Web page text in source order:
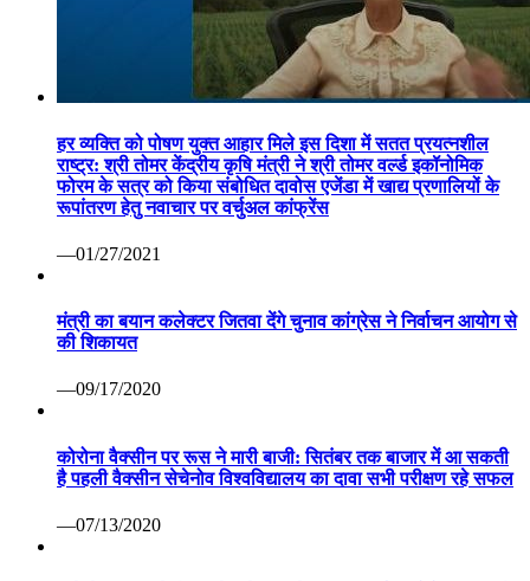
हर व्यक्ति को पोषण युक्त आहार मिले इस दिशा में सतत प्रयत्नशील
राष्ट्र: श्री तोमर केंद्रीय कृषि मंत्री ने श्री तोमर वर्ल्ड इकॉनोमिक
फोरम के सत्र को किया संबोधित दावोस एजेंडा में खाद्य प्रणालियों के
रूपांतरण हेतु नवाचार पर वर्चुअल कांफ्रेंस
—01/27/2021
मंत्री का बयान कलेक्टर जितवा देंगे चुनाव कांग्रेस ने निर्वाचन आयोग से
की शिकायत
—09/17/2020
कोरोना वैक्सीन पर रूस ने मारी बाजी: सितंबर तक बाजार में आ सकती
है पहली वैक्सीन सेचेनोव विश्वविद्यालय का दावा सभी परीक्षण रहे सफल
—07/13/2020